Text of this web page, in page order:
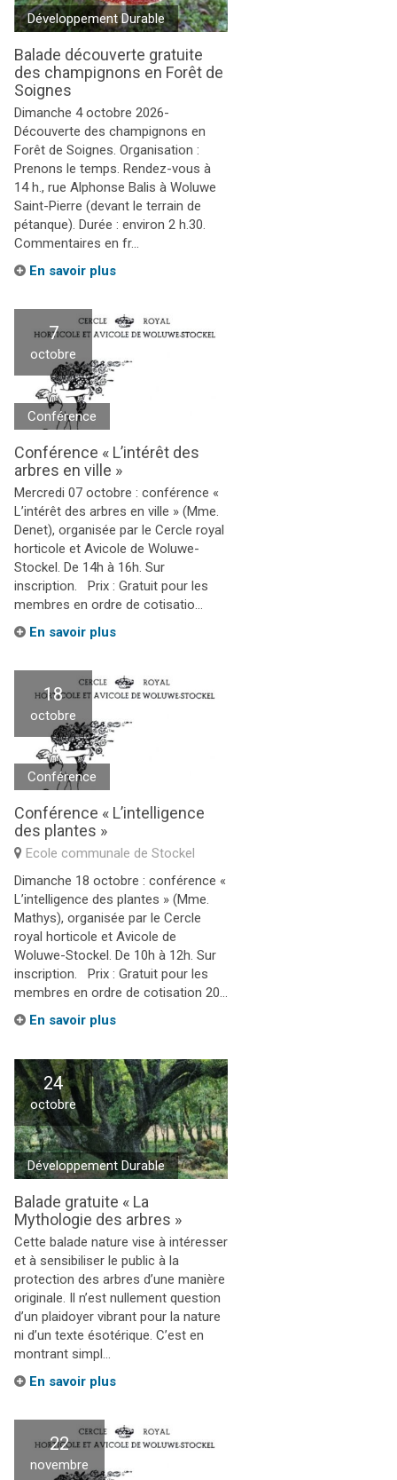
Développement Durable
Balade découverte gratuite
des champignons en Forêt de
Soignes
Dimanche 4 octobre 2026-
Découverte des champignons en
Forêt de Soignes. Organisation :
Prenons le temps. Rendez-vous à
14 h., rue Alphonse Balis à Woluwe
Saint-Pierre (devant le terrain de
pétanque). Durée : environ 2 h.30.
Commentaires en fr...
En savoir plus
7
octobre
Conférence
Conférence « L’intérêt des
arbres en ville »
Mercredi 07 octobre : conférence «
L’intérêt des arbres en ville » (Mme.
Denet), organisée par le Cercle royal
horticole et Avicole de Woluwe-
Stockel. De 14h à 16h. Sur
inscription. Prix : Gratuit pour les
membres en ordre de cotisatio...
En savoir plus
18
octobre
Conférence
Conférence « L’intelligence
des plantes »
Ecole communale de Stockel
Dimanche 18 octobre : conférence «
L’intelligence des plantes » (Mme.
Mathys), organisée par le Cercle
royal horticole et Avicole de
Woluwe-Stockel. De 10h à 12h. Sur
inscription. Prix : Gratuit pour les
membres en ordre de cotisation 20...
En savoir plus
24
octobre
Développement Durable
Balade gratuite « La
Mythologie des arbres »
Cette balade nature vise à intéresser
et à sensibiliser le public à la
protection des arbres d’une manière
originale. Il n’est nullement question
d’un plaidoyer vibrant pour la nature
ni d’un texte ésotérique. C’est en
montrant simpl...
En savoir plus
22
novembre